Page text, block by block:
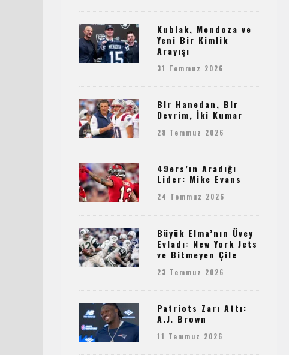
Kubiak, Mendoza ve
Yeni Bir Kimlik
Arayışı
31 Temmuz 2026
Bir Hanedan, Bir
Devrim, İki Kumar
28 Temmuz 2026
49ers’ın Aradığı
Lider: Mike Evans
24 Temmuz 2026
Büyük Elma’nın Üvey
Evladı: New York Jets
ve Bitmeyen Çile
23 Temmuz 2026
Patriots Zarı Attı:
A.J. Brown
11 Temmuz 2026